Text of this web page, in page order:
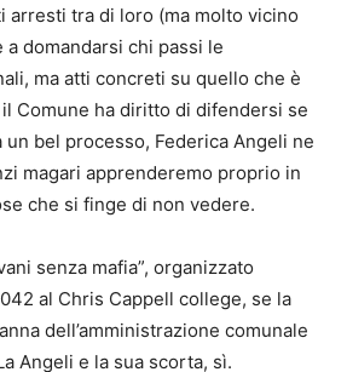
arresti tra di loro (ma molto vicino
domandarsi chi passi le
ma atti concreti su quello che è
Comune ha diritto di difendersi se
bel processo, Federica Angeli ne
magari apprenderemo proprio in
che si finge di non vedere.
senza mafia”, organizzato
al Chris Cappell college, se la
dell’amministrazione comunale
Angeli e la sua scorta, sì.